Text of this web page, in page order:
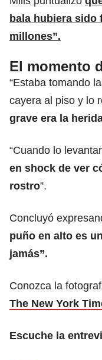
bala hubiera sido
millones”.
El momento
“Estaba tomando
cayera al piso y lo
grave era la
“Cuando lo
en shock de ver
rostro”.
Concluyó
puño en alto es
jamás”.
Conozca la
The New York
Escuche la